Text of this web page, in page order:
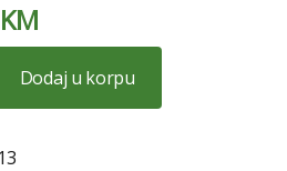
KM
Dodaj u korpu